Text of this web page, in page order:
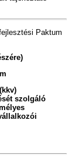
Paktum
szolgáló